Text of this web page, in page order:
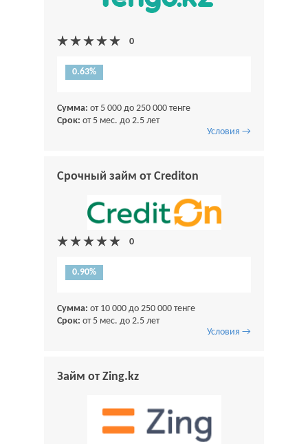
0.63%
Сумма: от 5 000 до 250 000 тенге
Срок: от 5 мес. до 2.5 лет
Условия →
Срочный займ от Crediton
0.90%
Сумма: от 10 000 до 250 000 тенге
Срок: от 5 мес. до 2.5 лет
Условия →
Займ от Zing.kz